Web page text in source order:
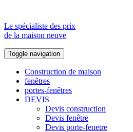
Le spécialiste des prix
de la maison neuve
Toggle navigation
Construction de maison
fenêtres
portes-fenêtres
DEVIS
Devis construction
Devis fenêtre
Devis porte-fenetre